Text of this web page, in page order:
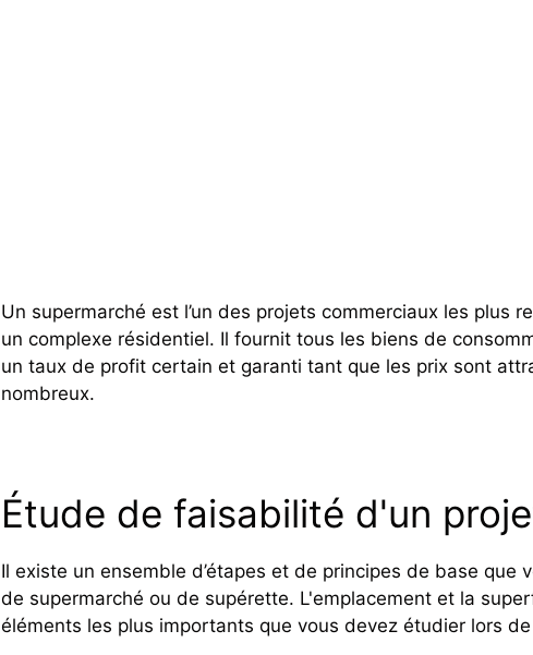
Un supermarché est l’un des projets commerciaux les plus
un complexe résidentiel. Il fournit tous les biens de
un taux de profit certain et garanti tant que les prix sont
nombreux.
Étude de faisabilité d'un
Il existe un ensemble d’étapes et de principes de base
de supermarché ou de supérette. L'emplacement et la
éléments les plus importants que vous devez étudier lors